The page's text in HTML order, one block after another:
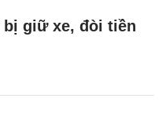
bị giữ xe, đòi tiền